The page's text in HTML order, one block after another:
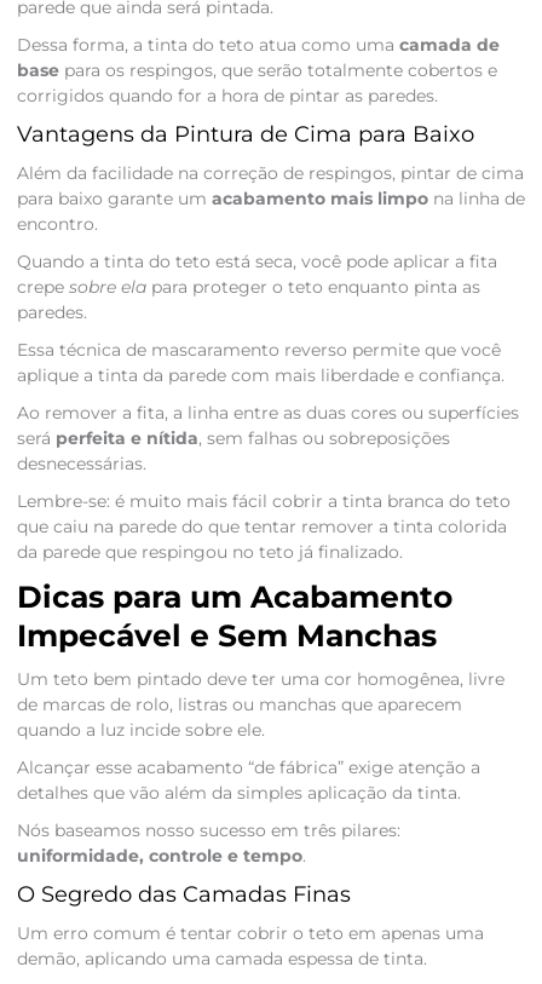
parede que ainda será pintada.
Dessa forma, a tinta do teto atua como uma camada de
basepara os respingos, que serão totalmente cobertos e
corrigidos quando for a hora de pintar as paredes.
Vantagens da Pintura de Cima para Baixo
Além da facilidade na correção de respingos, pintar de cima
para baixo garante um acabamento mais limpona linha de
encontro.
Quando a tinta do teto está seca, você pode aplicar a fita
crepe sobre elapara proteger o teto enquanto pinta as
paredes.
Essa técnica de mascaramento reverso permite que você
aplique a tinta da parede com mais liberdade e confiança.
Ao remover a fita, a linha entre as duas cores ou superfícies
será perfeita e nítida, sem falhas ou sobreposições
desnecessárias.
Lembre-se: é muito mais fácil cobrir a tinta branca do teto
que caiu na parede do que tentar remover a tinta colorida
da parede que respingou no teto já finalizado.
Dicas para um Acabamento
Impecável e Sem Manchas
Um teto bem pintado deve ter uma cor homogênea, livre
de marcas de rolo, listras ou manchas que aparecem
quando a luz incide sobre ele.
Alcançar esse acabamento “de fábrica” exige atenção a
detalhes que vão além da simples aplicação da tinta.
Nós baseamos nosso sucesso em três pilares:
uniformidade, controle e tempo.
O Segredo das Camadas Finas
Um erro comum é tentar cobrir o teto em apenas uma
demão, aplicando uma camada espessa de tinta.